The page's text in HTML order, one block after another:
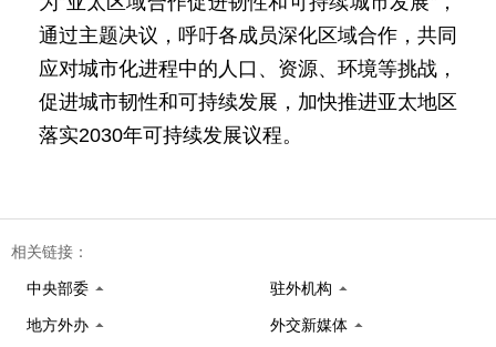
通过主题决议，呼吁各成员深化区域合作，共同
应对城市化进程中的人口、资源、环境等挑战，
促进城市韧性和可持续发展，加快推进亚太地区
落实2030年可持续发展议程。
相关链接：
中央部委 驻外机构
地方外办 外交新媒体